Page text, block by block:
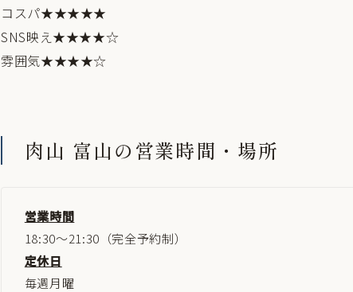
コスパ★★★★★
SNS映え★★★★☆
雰囲気★★★★☆
肉山 富山の営業時間・場所
営業時間
18:30～21:30（完全予約制）
定休日
毎週月曜